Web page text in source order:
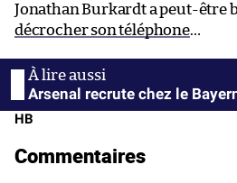
Jonathan Burkardt a peut-être
décrocher son téléphone…
Arsenal recrute chez le
HB
Commentaires